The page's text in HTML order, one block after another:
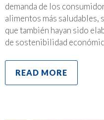
demanda de los
alimentos más saludables,
que también hayan sido
de sostenibilidad
READ MORE